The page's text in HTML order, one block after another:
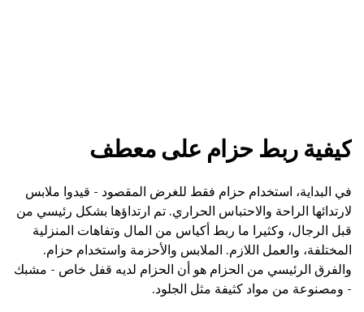
كيفية ربط حزام على معطف
في البداية، استخدام حزام فقط للغرض المقصود - قيدوا ملابس
لارتدائها الراحة والاحتباس الحراري. تم ارتداؤها بشكل رئيسي من
قبل الرجال، وكثيرا ما ربط أكياس من المال وتفاهات المنزلية
المختلفة، والعمل اللازم. الملابس والأحزمة واستخدام حزام.
والفرق الرئيسي من الحزام هو أن الحزام لديه قفل خاص - مشبك
- ومصنوعة من مواد كثيفة مثل الجلود.